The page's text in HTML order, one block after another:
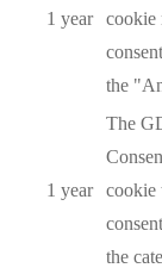
1 year
cookie
the
1 year
The
cookie
the